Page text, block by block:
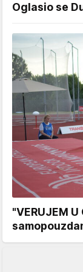
Oglasio se
"VERUJEM